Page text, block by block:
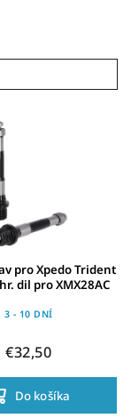
pro Xpedo Trident
dil pro XMX28AC
3 - 10 DNÍ
€32,50
Do košíka